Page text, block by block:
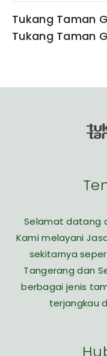
Tukang Taman
Tukang Taman
Selamat datang
Kami melayani
sekitarnya
Tangerang dan
berbagai jenis
terjangkau